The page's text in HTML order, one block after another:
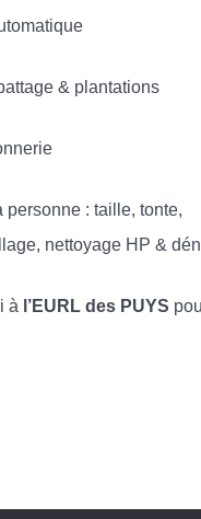
& plantations
personne : taille, tonte,
nettoyage HP &
à l’EURL des PUYS